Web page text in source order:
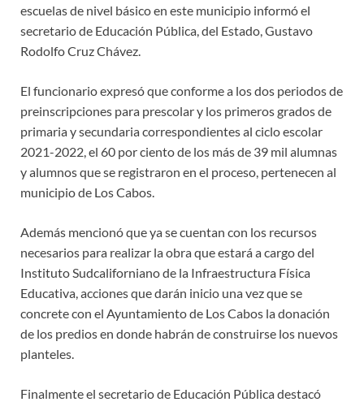
escuelas de nivel básico en este municipio informó el
secretario de Educación Pública, del Estado, Gustavo
Rodolfo Cruz Chávez.
El funcionario expresó que conforme a los dos periodos de
preinscripciones para prescolar y los primeros grados de
primaria y secundaria correspondientes al ciclo escolar
2021-2022, el 60 por ciento de los más de 39 mil alumnas
y alumnos que se registraron en el proceso, pertenecen al
municipio de Los Cabos.
Además mencionó que ya se cuentan con los recursos
necesarios para realizar la obra que estará a cargo del
Instituto Sudcaliforniano de la Infraestructura Física
Educativa, acciones que darán inicio una vez que se
concrete con el Ayuntamiento de Los Cabos la donación
de los predios en donde habrán de construirse los nuevos
planteles.
Finalmente el secretario de Educación Pública destacó